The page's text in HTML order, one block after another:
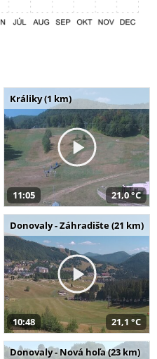
Králiky (1 km)
11:05 21,0 °C
Donovaly - Záhradište (21 km)
10:48 21,1 °C
Donovaly - Nová hoľa (23 km)